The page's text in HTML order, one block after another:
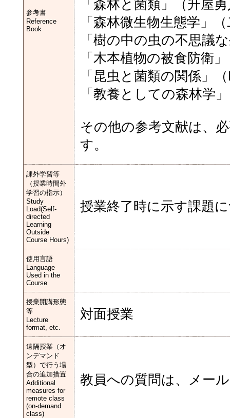
参考書
Reference
Book
「森林と菌類」（升屋
「森林微生物生態学」
「樹の中の虫の不思議
「木本植物の被食防衛
「昆虫と菌類の関係」
「教養としての森林学
その他の参考文献は、
課外学習等
（授業時間外
学習の指示）
Study
Load(Self-
directed
Learning
Outside
Course Hours)
授業終了時に示す課題
使用言語
Language
Used in the
Course
授業開講形態
等
Lecture
format, etc.
対面授業
遠隔授業（オ
ンデマンド
型）で行う場
合の追加措置
Additional
measures for
remote class
(on-demand
class)
教員への質問は、メー